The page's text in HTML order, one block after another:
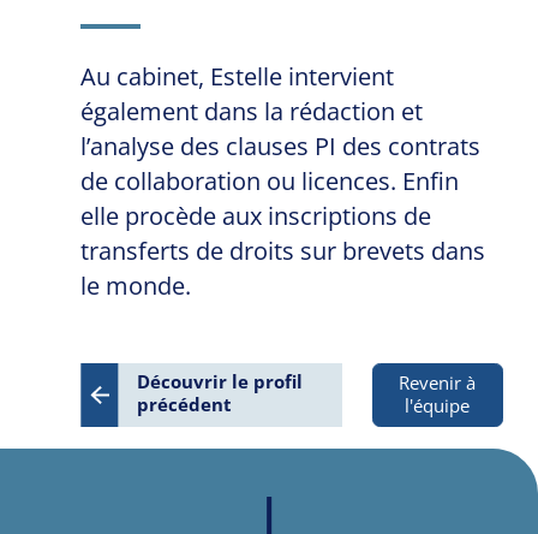
Au cabinet, Estelle intervient
également dans la rédaction et
l’analyse des clauses PI des contrats
de collaboration ou licences. Enfin
elle procède aux inscriptions de
transferts de droits sur brevets dans
le monde.
Découvrir le profil
précédent
Revenir à
l'équipe